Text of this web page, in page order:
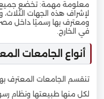
معلومة مهمة: تخضع جميع
لإشراف هذه الجهات
ومعترف بها رسميًا داخل
في الخارج.
أنواع الجامعات
تنقسم الجامعات المعترف
لكل منها طبيعتها ونظام